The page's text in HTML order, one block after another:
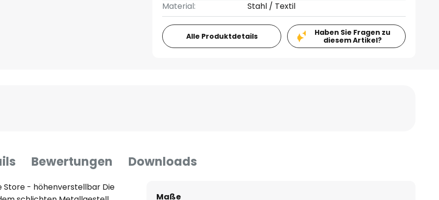
Material:
Stahl / Textil
Alle Produktdetails
Haben Sie Fragen zu
diesem Artikel?
Bewertungen Downloads
Store - höhenverstellbar Die
Maße